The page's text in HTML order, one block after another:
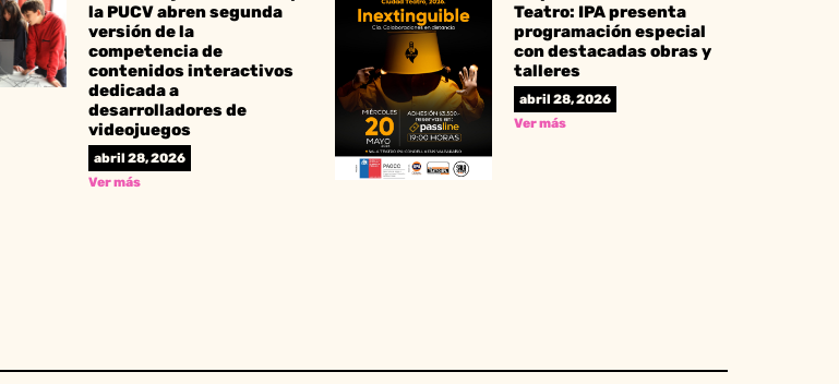
la PUCV abren segunda
versión de la
competencia de
contenidos interactivos
dedicada a
desarrolladores de
videojuegos
abril 28, 2026
Ver más
Teatro: IPA presenta
programación especial
con destacadas obras y
talleres
abril 28, 2026
Ver más